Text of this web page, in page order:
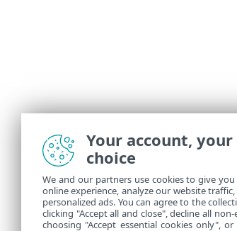
Your account,
choice
We and our partners use cookies to give
online experience, analyze our website
personalized ads. You can agree to the
clicking "Accept all and close", decline all
choosing "Accept essential cookies only",